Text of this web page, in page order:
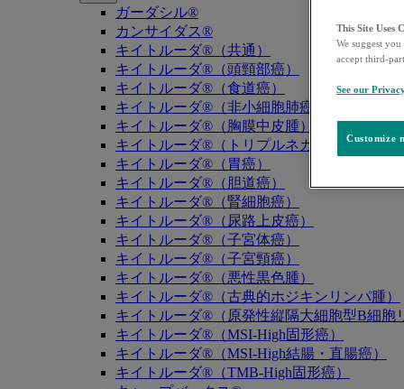
ガーダシル®
カンサイダス®
キイトルーダ®（共通）
キイトルーダ®（頭頸部癌）
キイトルーダ®（食道癌）
キイトルーダ®（非小細胞肺癌）
キイトルーダ®（胸膜中皮腫）
キイトルーダ®（トリプルネガティブ乳癌）
キイトルーダ®（胃癌）
キイトルーダ®（胆道癌）
キイトルーダ®（腎細胞癌）
キイトルーダ®（尿路上皮癌）
キイトルーダ®（子宮体癌）
キイトルーダ®（子宮頸癌）
キイトルーダ®（悪性黒色腫）
キイトルーダ®（古典的ホジキンリンパ腫）
キイトルーダ®（原発性縦隔大細胞型B細胞
キイトルーダ®（MSI-High固形癌）
キイトルーダ®（MSI-High結腸・直腸癌）
キイトルーダ®（TMB-High固形癌）
This Site Uses
We suggest
accept third-
See our
Customize